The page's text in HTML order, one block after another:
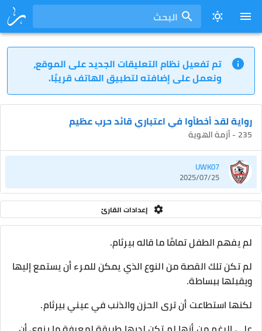
البحث
تم تفعيل نظام التعليقات الجديد على الموقع،
ونعمل على إضافته لتطبيق الهاتف قريبًا.
رواية لقد أخطأوا في اعتباري قائد حرب عظيم
235 - أزمة الهوية
UWK07
2025/07/25
إعدادات القارئ
لم يفهم الطفل تمامًا ما قاله بيرثام.
لم تكن تلك القصة من النوع الذي يمكن للمرء أن يستمع إليها
ويقبلها ببساطة.
لكنها استطاعت أن ترى الحزن والذنب في عيني بيرثام.